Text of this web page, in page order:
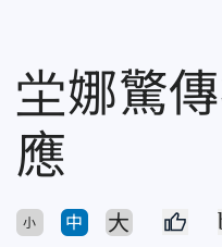
坣娜驚
應
小 中 大